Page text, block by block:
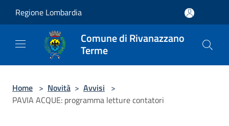
Regione Lombardia
Comune di Rivanazzano
Terme
Home > Novità > Avvisi >
PAVIA ACQUE: programma letture contatori